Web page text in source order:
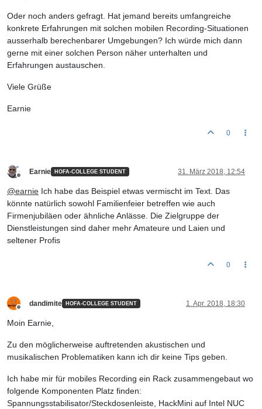
Oder noch anders gefragt. Hat jemand bereits umfangreiche
konkrete Erfahrungen mit solchen mobilen Recording-Situationen
ausserhalb berechenbarer Umgebungen? Ich würde mich dann
gerne mit einer solchen Person näher unterhalten und
Erfahrungen austauschen.
Viele Grüße
Earnie
0
Earnie HOFA-COLLEGE STUDENT 31. März 2018, 12:54
@earnie Ich habe das Beispiel etwas vermischt im Text. Das
könnte natürlich sowohl Familienfeier betreffen wie auch
Firmenjubiläen oder ähnliche Anlässe. Die Zielgruppe der
Dienstleistungen sind daher mehr Amateure und Laien und
seltener Profis
0
dandimite HOFA-COLLEGE STUDENT 1. Apr. 2018, 18:30
Moin Earnie,
Zu den möglicherweise auftretenden akustischen und
musikalischen Problematiken kann ich dir keine Tips geben.
Ich habe mir für mobiles Recording ein Rack zusammengebaut wo
folgende Komponenten Platz finden:
Spannungsstabilisator/Steckdosenleiste, HackMini auf Intel NUC